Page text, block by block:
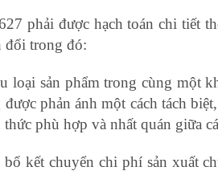
phải được hạch toán chi tiết
đổi trong đó:
loại sản phẩm trong cùng một
phản ánh một cách tách
phù hợp và nhất quán giữa
kết chuyển chi phí sản xuất